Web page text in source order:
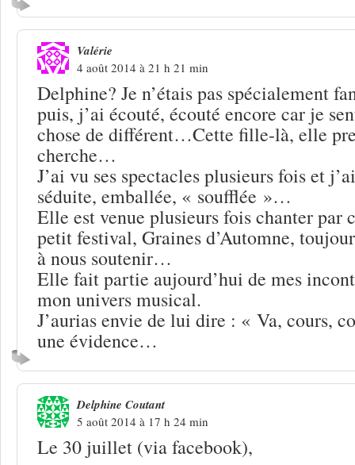
Valérie
4 août 2014 à 21 h 21 min
Delphine? Je n’étais pas spécialement
puis, j’ai écouté, écouté encore car je
chose de différent…Cette fille-là, elle
cherche…
J’ai vu ses spectacles plusieurs fois et
séduite, emballée, « soufflée »…
Elle est venue plusieurs fois chanter par
petit festival, Graines d’Automne,
à nous soutenir…
Elle fait partie aujourd’hui de mes
mon univers musical.
J’aurias envie de lui dire : « Va, cours,
une évidence…
Delphine Coutant
5 août 2014 à 17 h 24 min
Le 30 juillet (via facebook),